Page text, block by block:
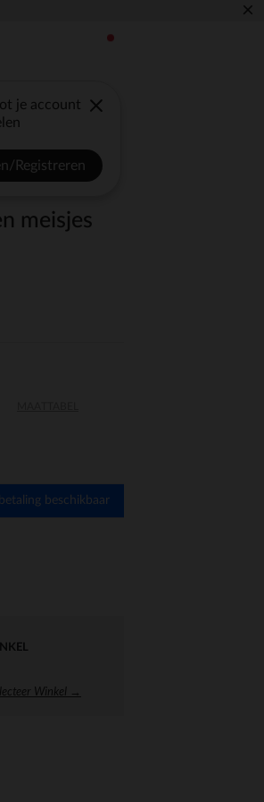
×
je account
Registreren
meisjes
betaling beschikbaar
Winkel →